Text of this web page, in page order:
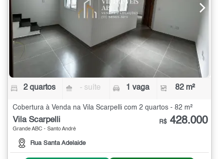
2 quartos - suíte 1 vaga 82 m²
Cobertura à Venda na Vila Scarpelli com 2 quartos - 82 m²
Vila Scarpelli
Grande ABC - Santo André
Rua Santa Adelaide
R$ 428.000